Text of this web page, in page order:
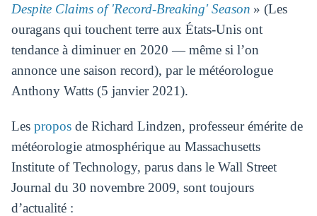
Despite Claims of 'Record-Breaking' Season » (Les
ouragans qui touchent terre aux États-Unis ont
tendance à diminuer en 2020 — même si l’on
annonce une saison record), par le météorologue
Anthony Watts (5 janvier 2021).
Les proposde Richard Lindzen, professeur émérite de
météorologie atmosphérique au Massachusetts
Institute of Technology, parus dans le Wall Street
Journal du 30 novembre 2009, sont toujours
d’actualité :